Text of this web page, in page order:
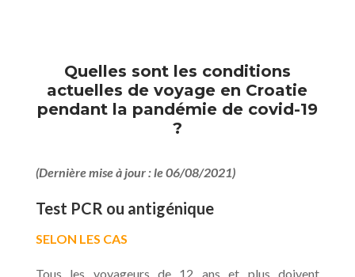
Quelles sont les conditions
actuelles de voyage en Croatie
pendant la pandémie de covid-19
?
(Dernière mise à jour : le 06/08/2021)
Test PCR ou antigénique
SELON LES CAS
Tous les voyageurs de 12 ans et plus doivent